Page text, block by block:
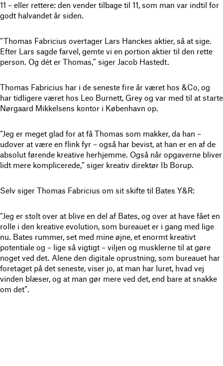
11 – eller rettere: den vender tilbage til 11, som man var indtil for
godt halvandet år siden.
“Thomas Fabricius overtager Lars Hanckes aktier, så at sige.
Efter Lars sagde farvel, gemte vi en portion aktier til den rette
person. Og dét er Thomas,” siger Jacob Hastedt.
Thomas Fabricius har i de seneste fire år været hos &Co, og
har tidligere været hos Leo Burnett, Grey og var med til at starte
Nørgaard Mikkelsens kontor i København op.
“Jeg er meget glad for at få Thomas som makker, da han –
udover at være en flink fyr – også har bevist, at han er en af de
absolut førende kreative herhjemme. Også når opgaverne bliver
lidt mere komplicerede,” siger kreativ direktør Ib Borup.
Selv siger Thomas Fabricius om sit skifte til Bates Y&R:
“Jeg er stolt over at blive en del af Bates, og over at have fået en
rolle i den kreative evolution, som bureauet er i gang med lige
nu. Bates rummer, set med mine øjne, et enormt kreativt
potentiale og – lige så vigtigt – viljen og musklerne til at gøre
noget ved det. Alene den digitale oprustning, som bureauet har
foretaget på det seneste, viser jo, at man har luret, hvad vej
vinden blæser, og at man gør mere ved det, end bare at snakke
om det”.